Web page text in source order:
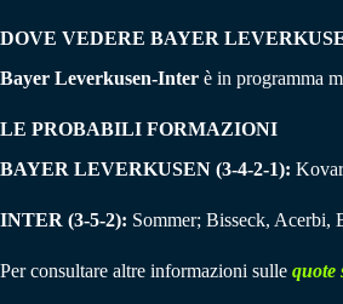
DOVE VEDERE BAYER
Bayer Leverkusen-Inter è in programma
LE PROBABILI FORMAZIONI
BAYER LEVERKUSEN (3-4-2-1):
INTER (3-5-2): Sommer; Bisseck, Acerbi,
Per consultare altre informazioni sulle quote